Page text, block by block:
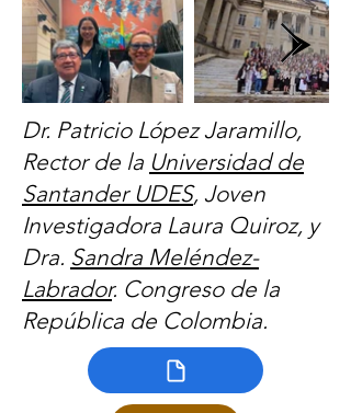
Dr. Patricio López ​Jaramillo,
Rector de la Universidad de
Santander UDES, Joven
Investigadora Laura Quiroz, y
Dra. Sandra Meléndez-
Labrador. Congreso de la
República de Colombia.